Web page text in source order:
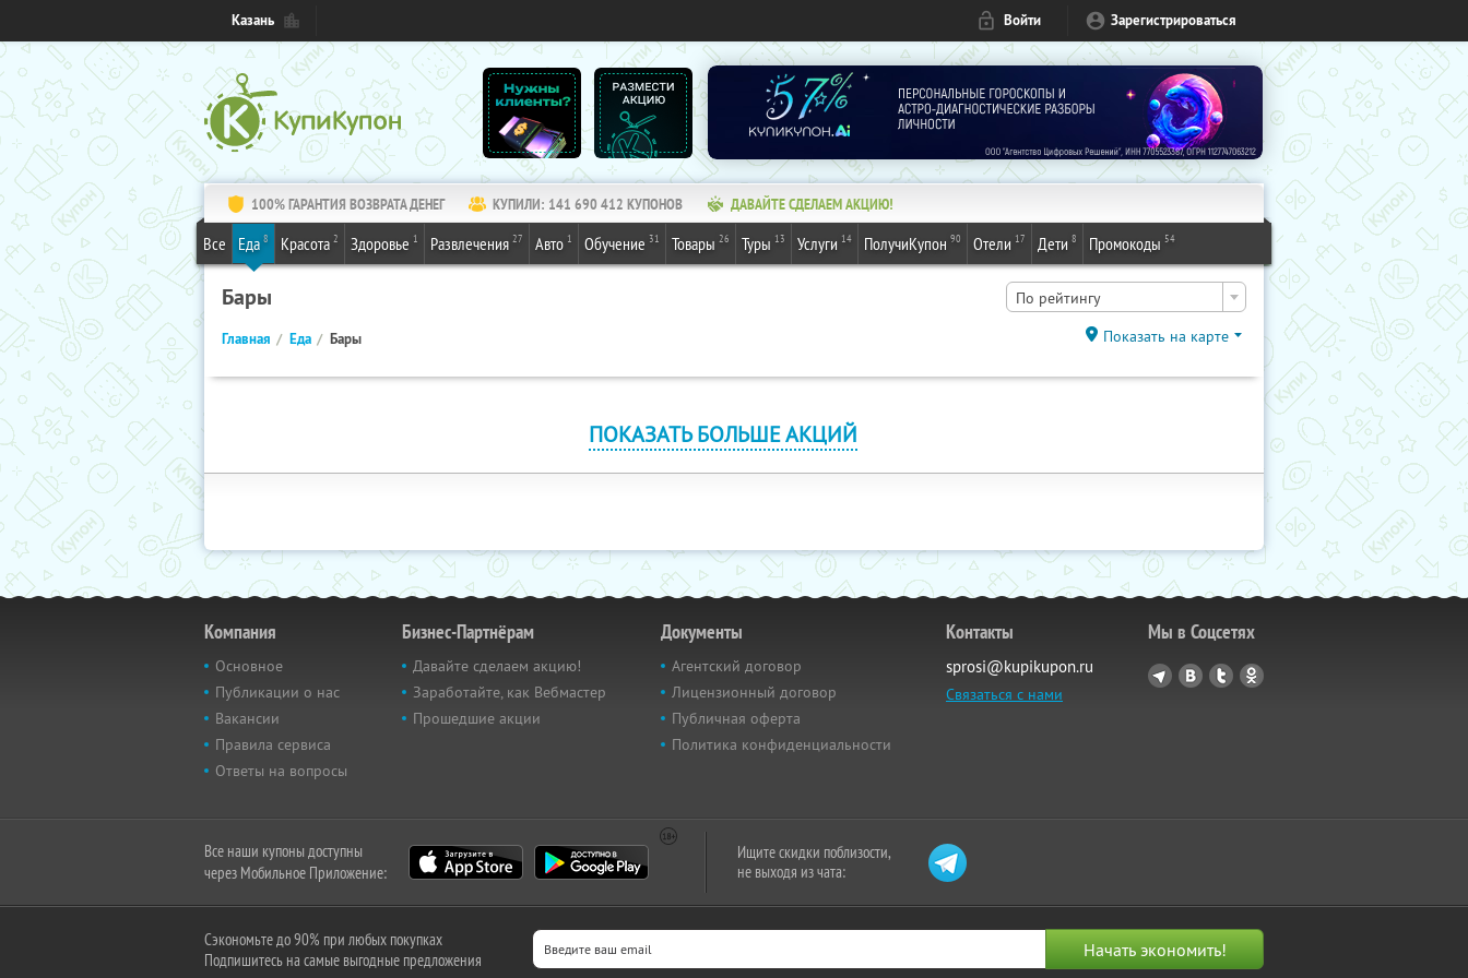
Казань Войти Зарегистрироваться
100% ГАРАНТИЯ ВОЗВРАТА ДЕНЕГ КУПИЛИ: 141 690 412 КУПОНОВ ДАВАЙТЕ СДЕЛАЕМ АКЦИЮ!
Все Еда 8 Красота 2 Здоровье 1 Развлечения 27 Авто 1 Обучение 31 Товары 26 Туры 13 Услуги 14 ПолучиКупон 90 Отели 17 Дети 8 Промокоды 54
Бары По рейтингу
Главная Еда Бары Показать на карте
ПОКАЗАТЬ БОЛЬШЕ АКЦИЙ
Компания
Основное
Публикации о нас
Вакансии
Правила сервиса
Ответы на вопросы
Бизнес-Партнёрам
Давайте сделаем акцию!
Заработайте, как Вебмастер
Прошедшие акции
Документы
Агентский договор
Лицензионный договор
Публичная оферта
Политика конфиденциальности
Контакты
sprosi@kupikupon.ru
Связаться с нами
Мы в Соцсетях
Все наши купоны доступны
через Мобильное Приложение:
Ищите скидки поблизости,
не выходя из чата:
Сэкономьте до 90% при любых покупках
Подпишитесь на самые выгодные предложения